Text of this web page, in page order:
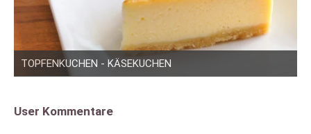
TOPFENKUCHEN - KÄSEKUCHEN
User Kommentare